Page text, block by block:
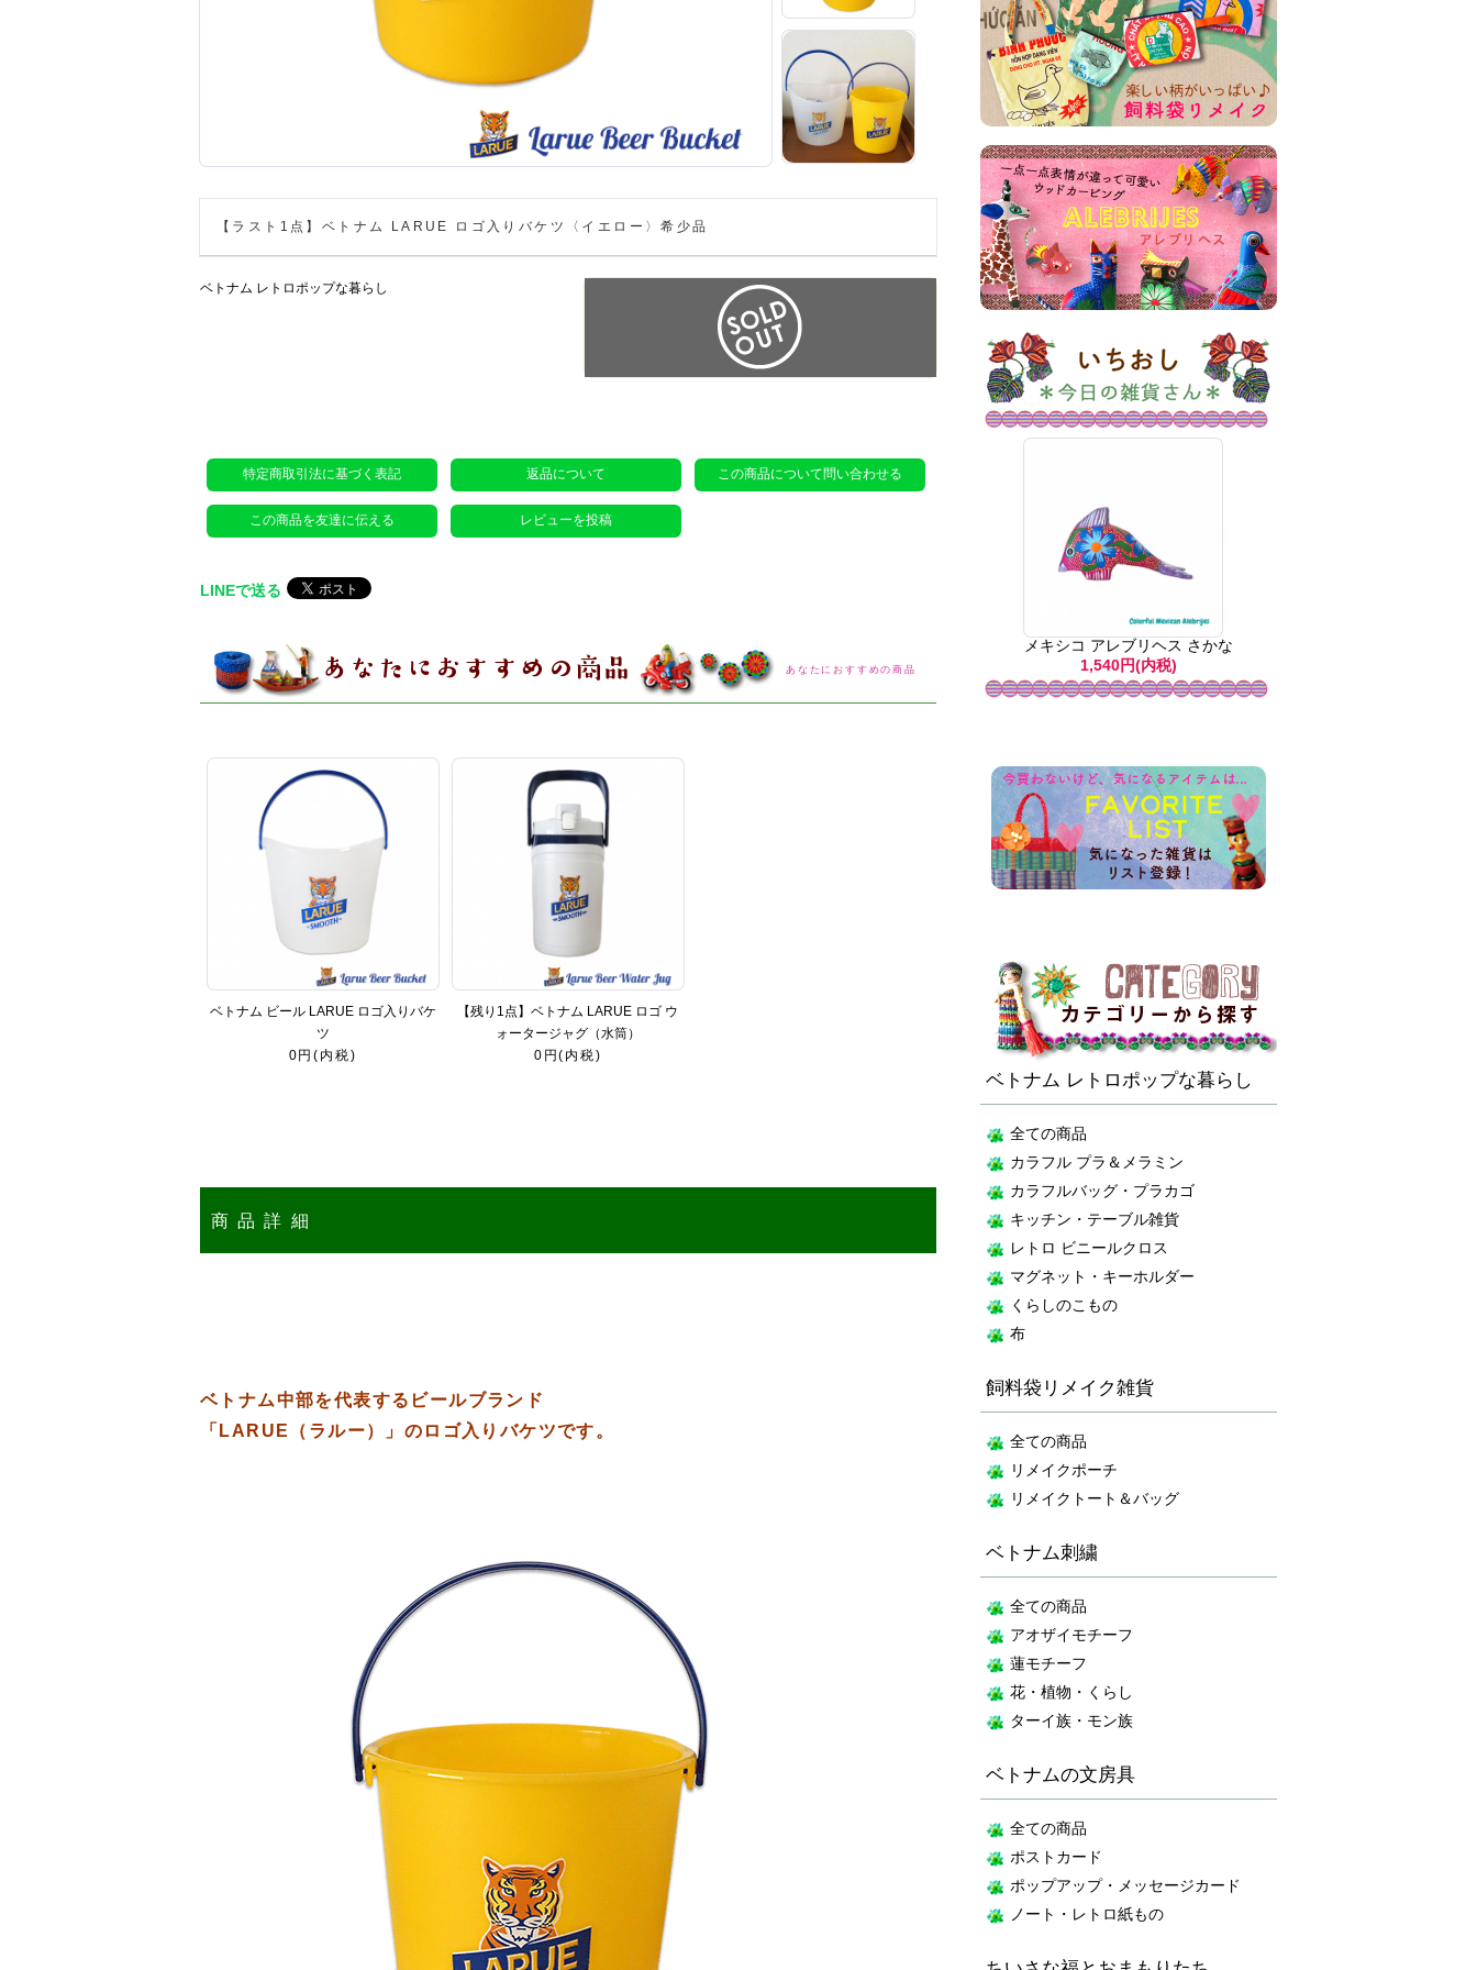
【ラスト1点】ベトナム LARUE ロゴ入りバケツ〈イエロー〉希少品
ベトナム レトロポップな暮らし
特定商取引法に基づく表記 返品について この商品について問い合わせる
この商品を友達に伝える レビューを投稿
LINEで送る
あなたにおすすめの商品
ベトナム ビール LARUE ロゴ入りバケ
ツ
0円(内税)
【残り1点】ベトナム LARUE ロゴ ウ
ォータージャグ（水筒）
0円(内税)
商品詳細
ベトナム中部を代表するビールブランド
「LARUE（ラルー）」のロゴ入りバケツです。
メキシコ アレブリヘス さかな
1,540円(内税)
ベトナム レトロポップな暮らし
全ての商品
カラフル プラ＆メラミン
カラフルバッグ・プラカゴ
キッチン・テーブル雑貨
レトロ ビニールクロス
マグネット・キーホルダー
くらしのこもの
布
飼料袋リメイク雑貨
全ての商品
リメイクポーチ
リメイクトート＆バッグ
ベトナム刺繍
全ての商品
アオザイモチーフ
蓮モチーフ
花・植物・くらし
ターイ族・モン族
ベトナムの文房具
全ての商品
ポストカード
ポップアップ・メッセージカード
ノート・レトロ紙もの